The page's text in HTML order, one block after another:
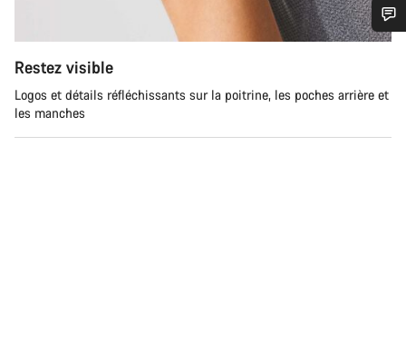
Restez visible
Logos et détails réfléchissants sur la poitrine, les poches arrière et
les manches
Besoin d’aide ?
Nos experts du service client vous attendent pour
répondre à vos questions.